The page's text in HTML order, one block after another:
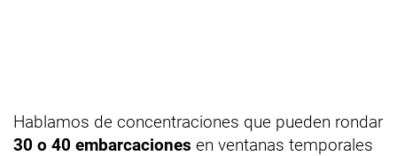
Hablamos de concentraciones que pueden rondar
30 o 40 embarcaciones en ventanas temporales